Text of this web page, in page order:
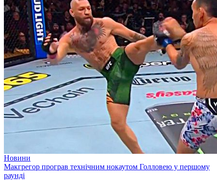
Новини
Макгрегор програв технічним нокаутом Голловею у першому
раунді